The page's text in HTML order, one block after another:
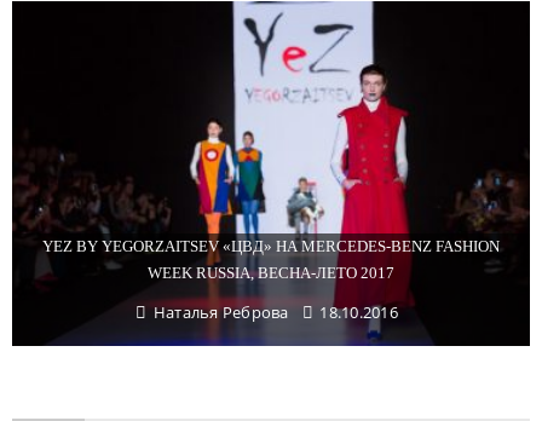
YEZ BY YEGORZAITSEV «ЦВД» НА MERCEDES-BENZ FASHION
WEEK RUSSIA, ВЕСНА-ЛЕТО 2017
Наталья Реброва 18.10.2016